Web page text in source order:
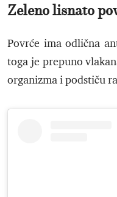
Zeleno lisnato
Povrće ima odlična
toga je prepuno
organizma i podstiču